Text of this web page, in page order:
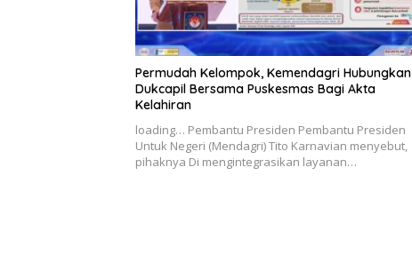
Permudah Kelompok, Kemendagri Hubungkan
Dukcapil Bersama Puskesmas Bagi Akta
Kelahiran
loading… Pembantu Presiden Pembantu Presiden
Untuk Negeri (Mendagri) Tito Karnavian menyebut,
pihaknya Di mengintegrasikan layanan…